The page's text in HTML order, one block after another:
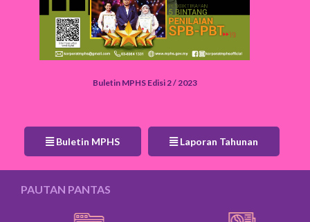
Buletin MPHS Edisi 2 / 2023
Buletin MPHS Laporan Tahunan
PAUTAN PANTAS